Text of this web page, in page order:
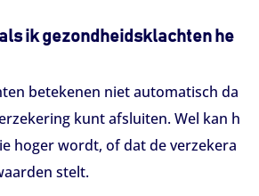
ik gezondheidsklachten he
betekenen niet automatisch da
kunt afsluiten. Wel kan h
hoger wordt, of dat de verzekera
stelt.